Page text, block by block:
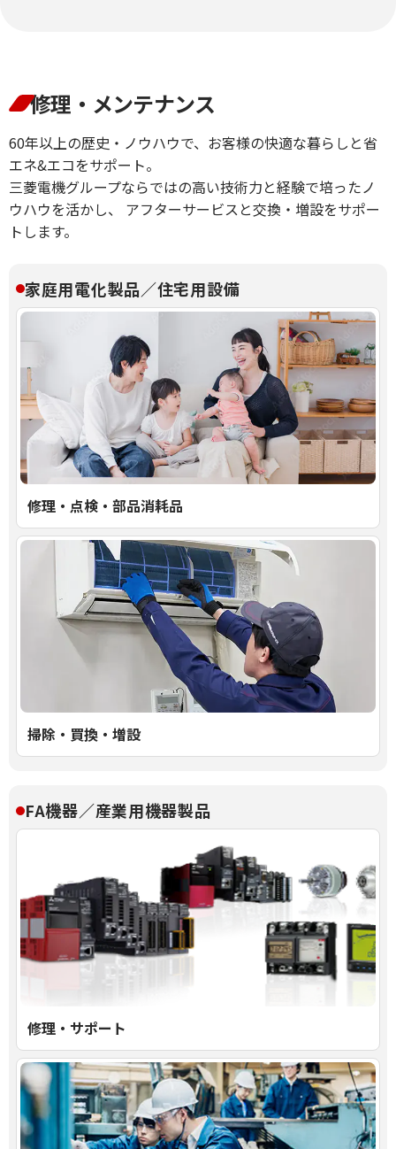
修理・メンテナンス
60年以上の歴史・ノウハウで、お客様の快適な暮らしと省
エネ&エコをサポート。
三菱電機グループならではの高い技術力と経験で培ったノ
ウハウを活かし、 アフターサービスと交換・増設をサポー
トします。
家庭用電化製品／住宅用設備
修理・点検・部品消耗品
掃除・買換・増設
FA機器／産業用機器製品
修理・サポート